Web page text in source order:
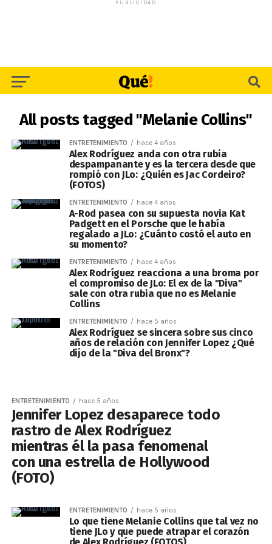
PUBLICIDAD
All posts tagged "Melanie Collins"
ENTRETENIMIENTO hace 4 años
Alex Rodríguez anda con otra rubia
despampanante y es la tercera desde que
rompió con JLo: ¿Quién es Jac Cordeiro?
(FOTOS)
ENTRETENIMIENTO hace 4 años
A-Rod pasea con su supuesta novia Kat
Padgett en el Porsche que le había
regalado a JLo: ¿Cuánto costó el auto en
su momento?
ENTRETENIMIENTO hace 4 años
Alex Rodríguez reacciona a una broma por
el compromiso de JLo: El ex de la "Diva"
sale con otra rubia que no es Melanie
Collins
ENTRETENIMIENTO hace 5 años
Alex Rodríguez se sincera sobre sus cinco
años de relación con Jennifer Lopez ¿Qué
dijo de la "Diva del Bronx"?
ENTRETENIMIENTO hace 5 años
Jennifer Lopez desaparece todo
rastro de Alex Rodríguez
mientras él la pasa fenomenal
con una estrella de Hollywood
(FOTO)
ENTRETENIMIENTO hace 5 años
Lo que tiene Melanie Collins que tal vez no
tiene JLo y que puede atrapar el corazón